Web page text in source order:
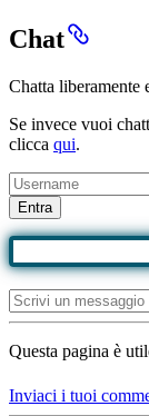
Chat
Chatta liberamente
Se invece vuoi
clicca qui.
Entra
Questa pagina è
Inviaci i tuoi